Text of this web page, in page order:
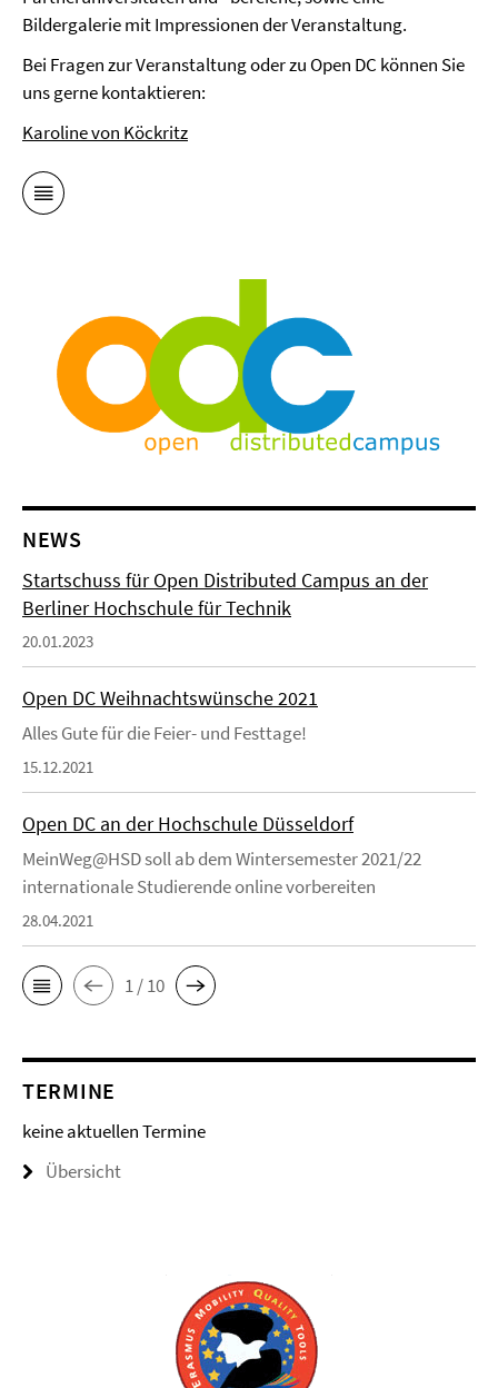
Bildergalerie mit Impressionen der Veranstaltung.
Bei Fragen zur Veranstaltung oder zu Open DC können Sie
uns gerne kontaktieren:
Karoline von Köckritz
NEWS
Startschuss für Open Distributed Campus an der
Berliner Hochschule für Technik
20.01.2023
Open DC Weihnachtswünsche 2021
Alles Gute für die Feier- und Festtage!
15.12.2021
Open DC an der Hochschule Düsseldorf
MeinWeg@HSD soll ab dem Wintersemester 2021/22
internationale Studierende online vorbereiten
28.04.2021
1 / 10
TERMINE
keine aktuellen Termine
Übersicht